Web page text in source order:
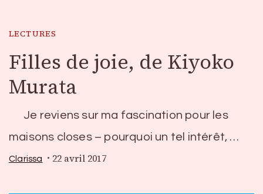
LECTURES
Filles de joie, de Kiyoko
Murata
Je reviens sur ma fascination pour les
maisons closes – pourquoi un tel intérêt, …
Clarissa 22 avril 2017